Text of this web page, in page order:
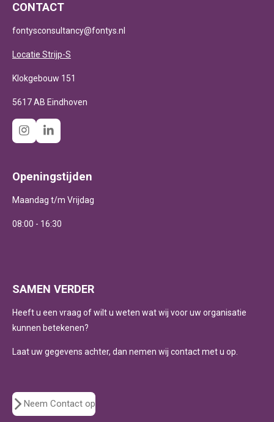
CONTACT
fontysconsultancy@fontys.nl
Locatie Strijp-S
Klokgebouw 151
5617 AB Eindhoven
I
n
a
r
m
L
i
e
I
Openingstijden
Maandag t/m Vrijdag
08:00 - 16:30
SAMEN VERDER
Heeft u een vraag of wilt u weten wat wij voor uw organisatie
kunnen betekenen?
Laat uw gegevens achter, dan nemen wij contact met u op.
Neem Contact op